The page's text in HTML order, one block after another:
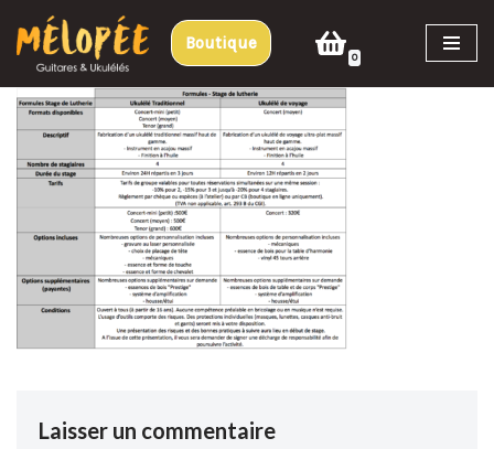
Aller
au
contenu
Boutique
0
Laisser un commentaire